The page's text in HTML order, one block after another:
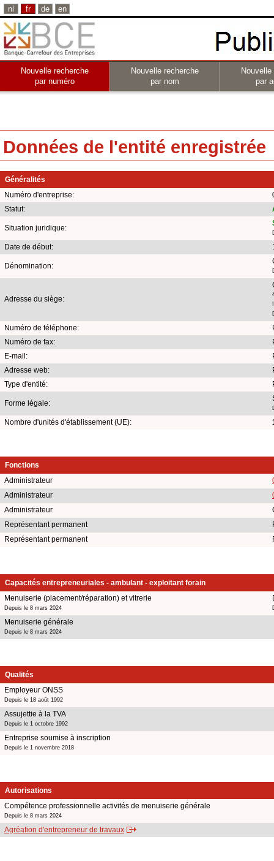
nl fr de en
Nouvelle recherche
par numéro
Nouvelle recherche
par nom
par
Données de l'entité enregistrée
Généralités
Numéro d'entreprise:
Statut:
Situation juridique:
Date de début:
Dénomination:
Adresse du siège:
Numéro de téléphone:
Numéro de fax:
E-mail:
Adresse web:
Type d'entité:
Forme légale:
Nombre d'unités d'établissement (UE):
Fonctions
Administrateur
Administrateur
Administrateur
Représentant permanent
Représentant permanent
Capacités entrepreneuriales - ambulant - exploitant forain
Menuiserie (placement/réparation) et vitrerie
Depuis le 8 mars 2024
Menuiserie générale
Depuis le 8 mars 2024
Qualités
Employeur ONSS
Depuis le 18 août 1992
Assujettie à la TVA
Depuis le 1 octobre 1992
Entreprise soumise à inscription
Depuis le 1 novembre 2018
Autorisations
Compétence professionnelle activités de menuiserie générale
Depuis le 8 mars 2024
Agréation d'entrepreneur de travaux